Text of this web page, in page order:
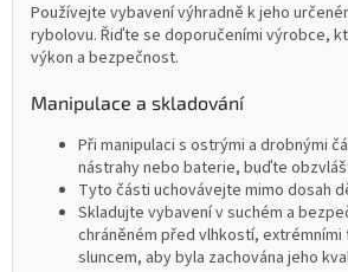
Používejte vybavení výhradně k jeho
rybolovu. Řiďte se doporučeními výrobce,
výkon a bezpečnost.
Manipulace a skladování
Při manipulaci s ostrými a drobnými
nástrahy nebo baterie, buďte
Tyto části uchovávejte mimo dosah
Skladujte vybavení v suchém a
chráněném před vlhkostí,
sluncem, aby byla zachována jeho